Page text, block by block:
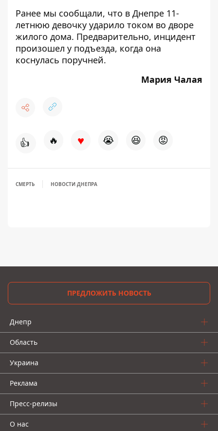
Ранее мы сообщали, что в Днепре 11-
летнюю девочку ударило током во дворе
жилого дома. Предварительно, инцидент
произошел у подъезда, когда она
коснулась поручней.
Мария Чалая
👍 🔥 ♥ 😭 😆 😡
СМЕРТЬ НОВОСТИ ДНЕПРА
ПРЕДЛОЖИТЬ НОВОСТЬ
Днепр
Область
Украина
Реклама
Пресс-релизы
О нас